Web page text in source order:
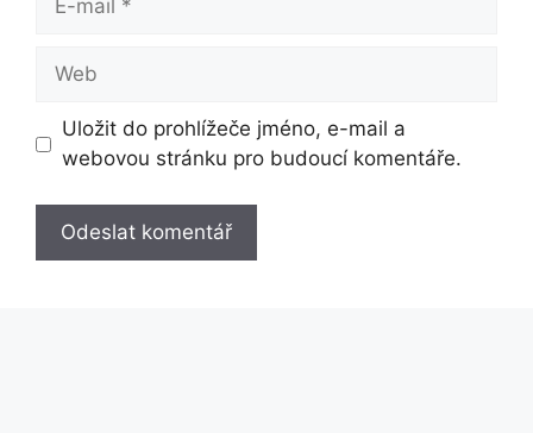
Web
Uložit do prohlížeče jméno, e-mail a
webovou stránku pro budoucí komentáře.